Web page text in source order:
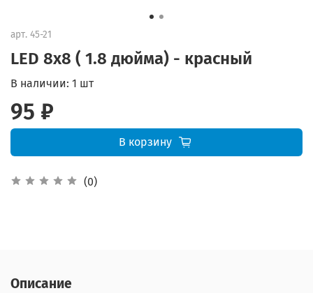
арт. 45-21
LED 8x8 ( 1.8 дюйма) - красный
(0)
В наличии: 1 шт
95 ₽
В корзину
Описание